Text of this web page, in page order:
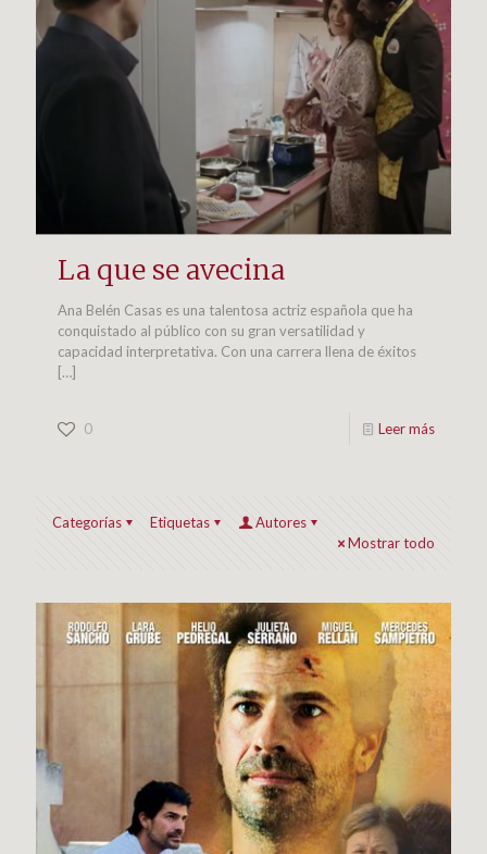
La que se avecina
Ana Belén Casas es una talentosa actriz española que ha
conquistado al público con su gran versatilidad y
capacidad interpretativa. Con una carrera llena de éxitos
[…]
0 Leer más
Categorías Etiquetas
Autores
Mostrar todo